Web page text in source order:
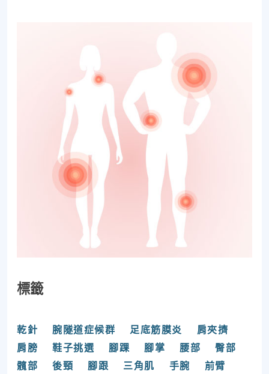
標籤
乾針 腕隧道症候群 足底筋膜炎
肩夾擠
肩膀
鞋子挑選 腳踝 腳掌 腰部
臀部
髖部
後頸 腳跟 三角肌 手腕
前臂